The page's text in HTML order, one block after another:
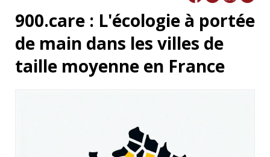
900.care : L'écologie à portée
de main dans les villes de
taille moyenne en France